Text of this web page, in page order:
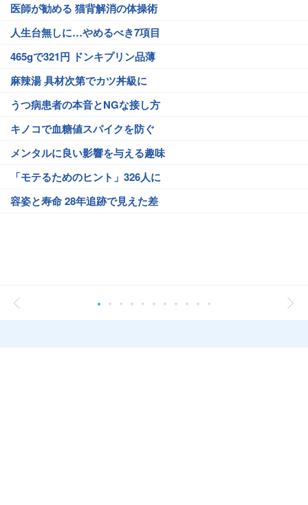
医師が勧める 猫背解消の体操術
人生台無しに…やめるべき7項目
465gで321円 ドンキプリン品薄
麻辣湯 具材次第でカツ丼級に
うつ病患者の本音とNGな接し方
キノコで血糖値スパイクを防ぐ
メンタルに良い影響を与える趣味
「モテるためのヒント」326人に
容姿と寿命 28年追跡で見えた差